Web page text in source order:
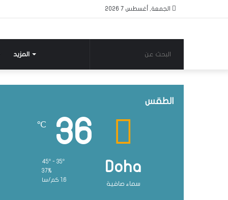
الجمعة, أغسطس 7 2026
المزيد البحث
عن
الطقس
Doha
سماء صافية
36
℃
45º - 35º
37%
1.6 كم/سا